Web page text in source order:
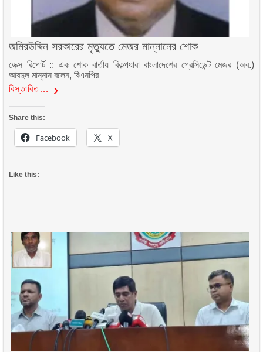
জমিরউদ্দিন সরকারের মৃত্যুতে মেজর মান্নানের শোক
ডেক্স রিপোর্ট :: এক শোক বার্তায় বিকল্পধারা বাংলাদেশের প্রেসিডেন্ট মেজর (অব.)
আবদুল মান্নান বলেন, বিএনপির
বিস্তারিত…
Share this:
Facebook X
Like this: